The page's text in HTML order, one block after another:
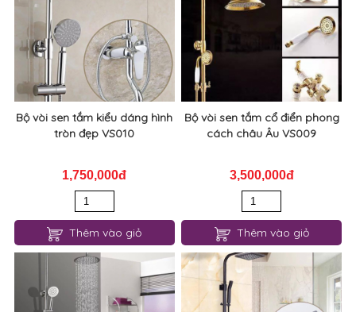
Bộ vòi sen tắm kiểu dáng hình
tròn đẹp VS010
1,750,000đ
Thêm vào giỏ
Bộ vòi sen tắm cổ điển phong
cách châu Âu VS009
3,500,000đ
Thêm vào giỏ